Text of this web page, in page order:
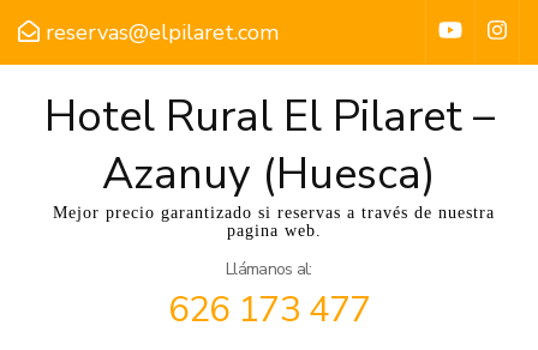
reservas@elpilaret.com
Hotel Rural El Pilaret –
Azanuy (Huesca)
Mejor precio garantizado si reservas a través de nuestra
pagina web.
Llámanos al:
626 173 477